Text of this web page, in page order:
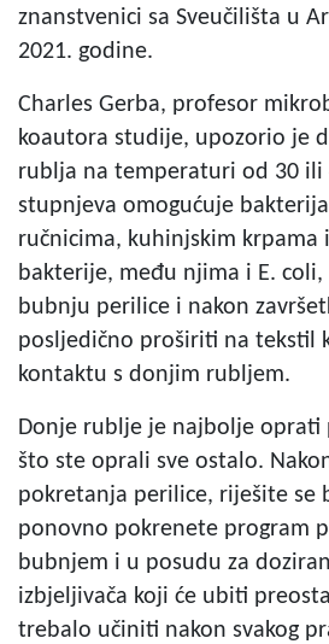
znanstvenici sa Sveučilišta u
2021. godine.
Charles Gerba, profesor
koautora studije, upozorio je
rublja na temperaturi od 30 ili
stupnjeva omogućuje
ručnicima, kuhinjskim krpama
bakterije, među njima i E.
bubnju perilice i nakon
posljedično proširiti na tekstil
kontaktu s donjim rubljem.
Donje rublje je najbolje oprati
što ste oprali sve ostalo.
pokretanja perilice, riješite se
ponovno pokrenete program
bubnjem i u posudu za
izbjeljivača koji će ubiti
trebalo učiniti nakon svakog